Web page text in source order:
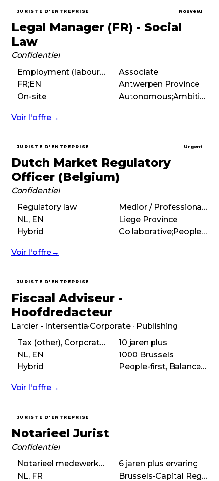
JURISTE D'ENTREPRISE Nouveau
Legal Manager (FR) - Social
Law
Confidentiel
Employment (labour) law
Associate
FR;EN
Antwerpen Province
On-site
Autonomous;Ambitious;High performance;Fast-paced
Voir l'offre→
JURISTE D'ENTREPRISE Urgent
Dutch Market Regulatory
Officer (Belgium)
Confidentiel
Regulatory law
Medior / Professional (3 – 7 years)
NL, EN
Liege Province
Hybrid
Collaborative;People-first;Flexible;International;Autonomous;Ambitious;Flat hierarchy;Tech-forward
Voir l'offre→
JURISTE D'ENTREPRISE
Fiscaal Adviseur -
Hoofdredacteur
Larcier - Intersentia·Corporate · Publishing
Tax (other), Corporate tax
10 jaren plus
NL, EN
1000 Brussels
Hybrid
People-first, Balanced, Autonomous, Purpose-driven
Voir l'offre→
JURISTE D'ENTREPRISE
Notarieel Jurist
Confidentiel
Notarieel medewerker, Notarieel jurist
6 jaren plus ervaring
NL, FR
Brussels-Capital Region